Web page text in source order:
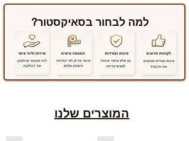
למה לבחור בסאיקסטור?
המוצרים שלנו